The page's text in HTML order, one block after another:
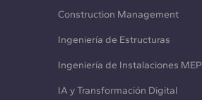
Construction Management
Ingeniería de Estructuras
Ingeniería de Instalaciones MEP
IA y Transformación Digital